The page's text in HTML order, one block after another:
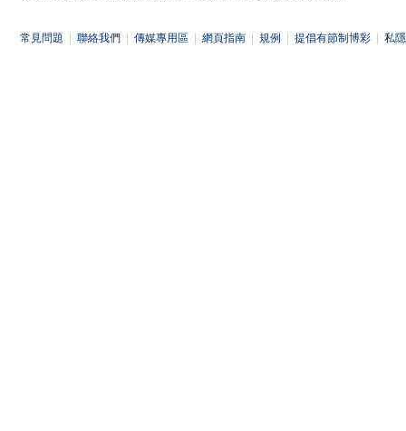
常見問題 聯絡我們 傳媒專用區 網頁指南 規例 提倡有節制博彩 私